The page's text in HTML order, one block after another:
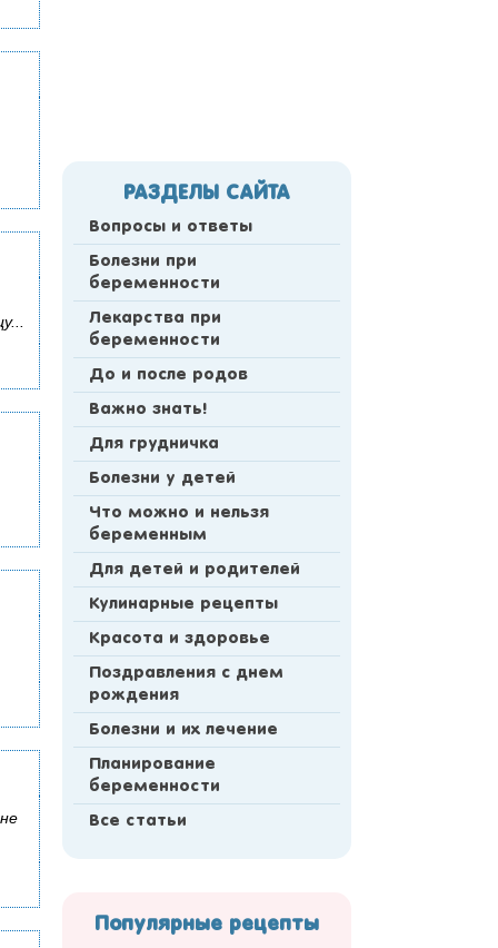
РАЗДЕЛЫ САЙТА
Вопросы и ответы
Болезни при
беременности
Лекарства при
беременности
До и после родов
Важно знать!
Для грудничка
Болезни у детей
Что можно и нельзя
беременным
Для детей и родителей
Кулинарные рецепты
Красота и здоровье
Поздравления с днем
рождения
Болезни и их лечение
Планирование
беременности
Все статьи
Популярные рецепты